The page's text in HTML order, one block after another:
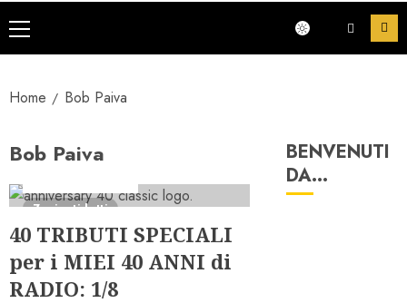
Menu
principale
Home Bob Paiva
Bob Paiva
7 minuti letti
40 anni di Astorri
40 TRIBUTI SPECIALI
per i MIEI 40 ANNI di
RADIO: 1/8
BENVENUTI
DA…